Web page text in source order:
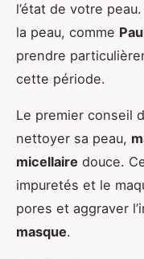
l’état de votre
la peau, comme
prendre
cette période.
Le premier conseil
nettoyer sa peau,
micellaire douce.
impuretés et le
pores et aggraver
masque.